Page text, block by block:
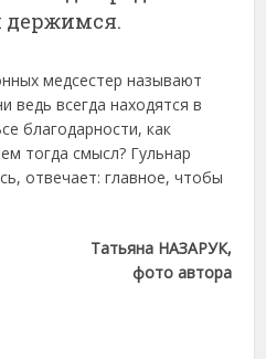
держимся.
медсестер называют
ведь всегда находятся в
благодарности, как
тогда смысл? Гульнар
отвечает: главное, чтобы
Татьяна НАЗАРУК,
фото автора